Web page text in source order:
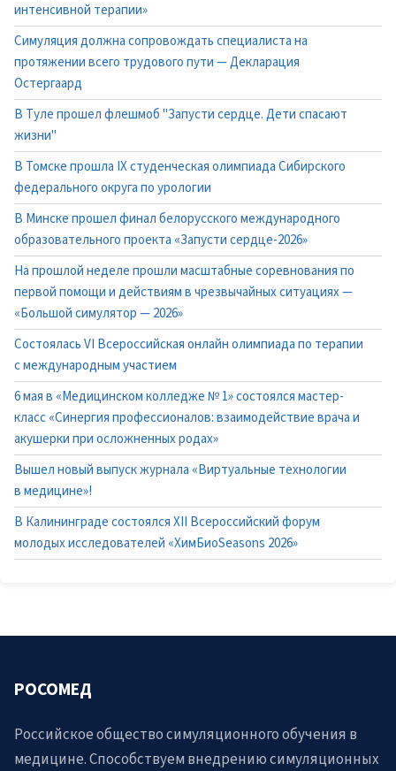
интенсивной терапии»
Симуляция должна сопровождать специалиста на
протяжении всего трудового пути — Декларация
Остергаард
В Туле прошел флешмоб "Запусти сердце. Дети спасают
жизни"
В Томске прошла IX студенческая олимпиада Сибирского
федерального округа по урологии
В Минске прошел финал белорусского международного
образовательного проекта «Запусти сердце-2026»
На прошлой неделе прошли масштабные соревнования по
первой помощи и действиям в чрезвычайных ситуациях —
«Большой симулятор — 2026»
Состоялась VI Всероссийская онлайн олимпиада по терапии
с международным участием
6 мая в «Медицинском колледже № 1» состоялся мастер-
класс «Синергия профессионалов: взаимодействие врача и
акушерки при осложненных родах»
Вышел новый выпуск журнала «Виртуальные технологии
в медицине»!
В Калининграде состоялся XII Всероссийский форум
молодых исследователей «ХимБиоSeasons 2026»
РОСОМЕД
Российское общество симуляционного обучения в
медицине. Способствуем внедрению симуляционных